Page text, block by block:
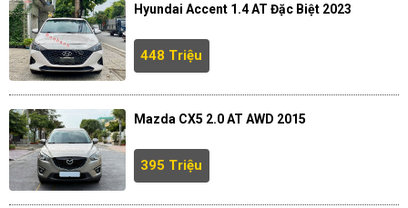
Hyundai Accent 1.4 AT Đặc Biệt 2023
448 Triệu
Mazda CX5 2.0 AT AWD 2015
395 Triệu